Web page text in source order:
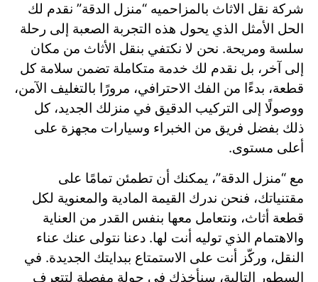
شركة نقل الاثاث بالمزاحميه “منزل الدقة” نقدم لك
الحل الأمثل الذي يحول هذه التجربة الصعبة إلى رحلة
سلسة ومريحة. نحن لا نكتفي بنقل الأثاث من مكان
إلى آخر، بل نقدم لك خدمة متكاملة تضمن سلامة كل
قطعة، بدءًا من الفك الاحترافي، مرورًا بالتغليف الآمن،
ووصولًا إلى التركيب الدقيق في منزلك الجديد، كل
ذلك بفضل فريق من الخبراء وسيارات مجهزة على
أعلى مستوى.
مع “منزل الدقة”، يمكنك أن تطمئن تمامًا على
مقتنياتك، فنحن ندرك القيمة المادية والمعنوية لكل
قطعة أثاث، ونتعامل معها بنفس القدر من العناية
والاهتمام الذي توليه أنت لها. دعنا نتولى عنك عناء
النقل، وركّز أنت على الاستمتاع ببدايتك الجديدة. في
السطور التالية، سنأخذك في جولة مفصلة لتتعرف